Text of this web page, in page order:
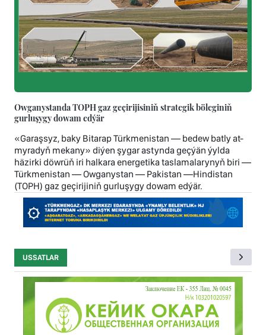
Owganystanda TOPH gaz geçirijisiniň strategik böleginiň
gurluşygy dowam edýär
«Garaşsyz, baky Bitarap Türkmenistan — bedew batly at-
myradyň mekany» diýen şygar astynda geçýän ýylda
häzirki döwrüň iri halkara energetika taslamalarynyň biri —
Türkmenistan — Owganystan — Pakistan —Hindistan
(TOPH) gaz geçirijiniň gurluşygy dowam edýär.
USSATLAR